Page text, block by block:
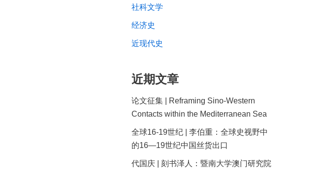
社科文学
经济史
近现代史
近期文章
论文征集 | Reframing Sino-Western
Contacts within the Mediterranean Sea
全球16-19世纪 | 李伯重：全球史视野中
的16—19世纪中国丝货出口
代国庆 | 刻书泽人：暨南大学澳门研究院